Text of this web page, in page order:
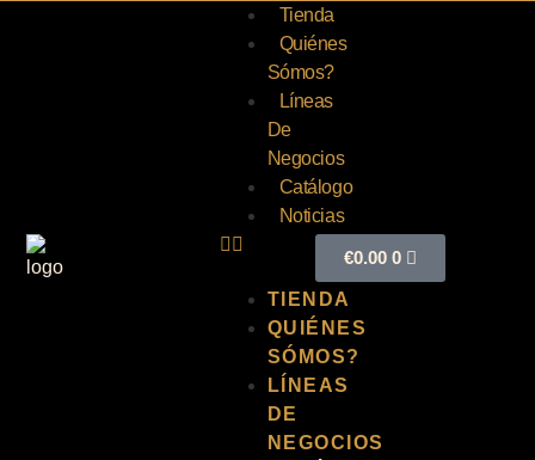
Tienda
Quiénes
Sómos?
Líneas
De
Negocios
Catálogo
Noticias
TIENDA
QUIÉNES
SÓMOS?
LÍNEAS
DE
NEGOCIOS
€0.00 0